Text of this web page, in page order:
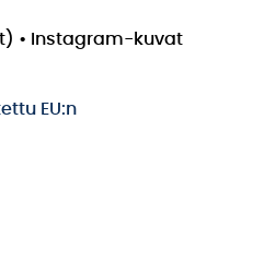
• Instagram-kuvat
EU:n